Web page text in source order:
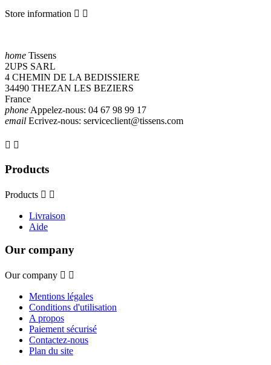
Store information  
home Tissens
2UPS SARL
4 CHEMIN DE LA BEDISSIERE
34490 THEZAN LES BEZIERS
France
phoneAppelez-nous: 04 67 98 99 17
email Ecrivez-nous: serviceclient@tissens.com
 
Products
Products  
Livraison
Aide
Our company
Our company  
Mentions légales
Conditions d'utilisation
A propos
Paiement sécurisé
Contactez-nous
Plan du site